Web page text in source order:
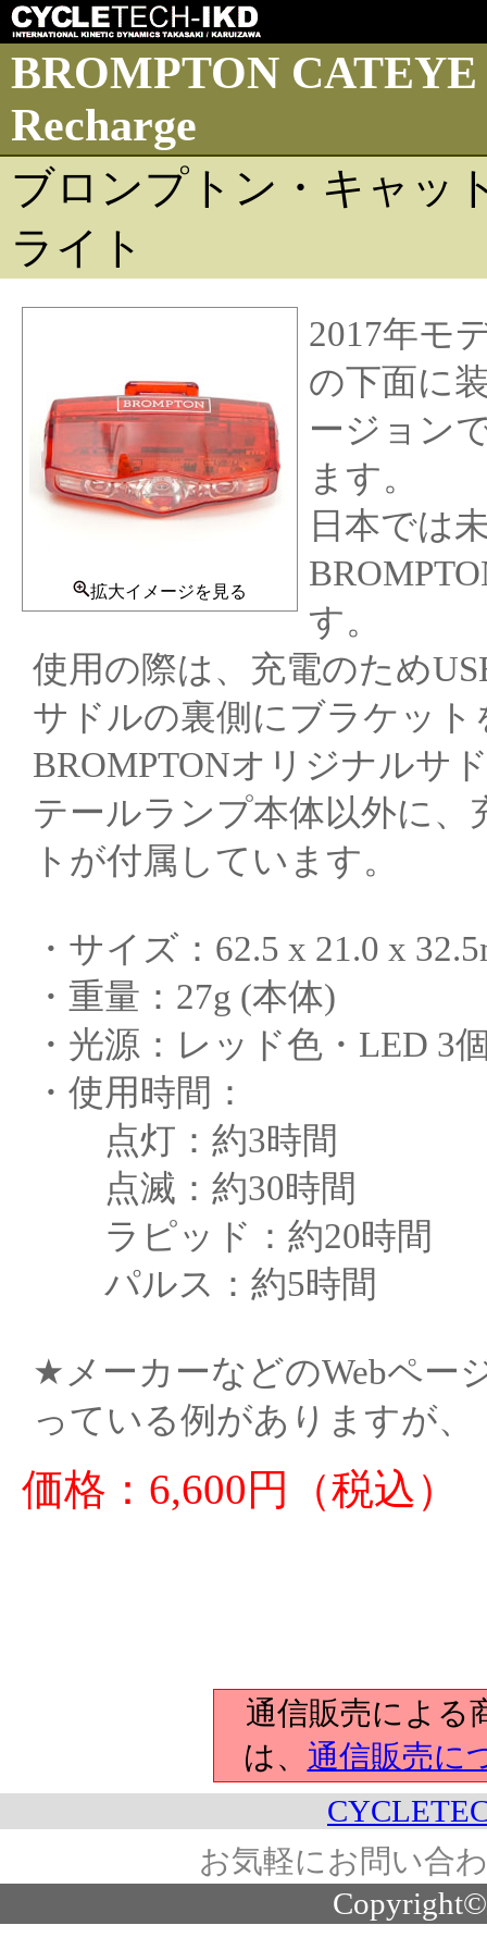
BROMPTON
Recharge
ブロンプトン・キャッ
ライト
拡大イメージを見る
2017年モ
の下面に
ージョン
ます。
日本では
す。
使用の際は、充電のため
サドルの裏側にブラケッ
BROMPTONオリジナルサ
テールランプ本体以外に、
トが付属しています。
・サイズ：62.5 x 21.0 x
・重量：27g (本体)
・光源：レッド色・LED 3
・使用時間：
点灯：約3時間
点滅：約30時間
ラピッド：約20時間
パルス：約5時間
★メーカーなどのWebペー
っている例がありますが
価格：6,600円（税込）
通信販売による
は、 通信販売に
お気軽にお問い合